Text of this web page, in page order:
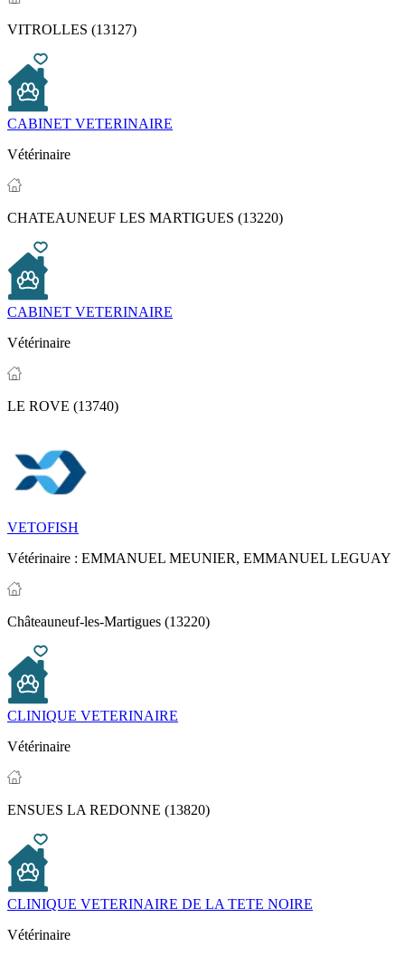
VITROLLES (13127)
CABINET VETERINAIRE
Vétérinaire
CHATEAUNEUF LES MARTIGUES (13220)
CABINET VETERINAIRE
Vétérinaire
LE ROVE (13740)
VETOFISH
Vétérinaire : EMMANUEL MEUNIER, EMMANUEL LEGUAY
Châteauneuf-les-Martigues (13220)
CLINIQUE VETERINAIRE
Vétérinaire
ENSUES LA REDONNE (13820)
CLINIQUE VETERINAIRE DE LA TETE NOIRE
Vétérinaire